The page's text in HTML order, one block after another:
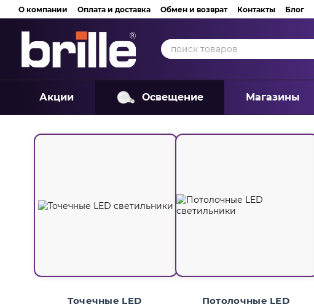
Перейти к основному контенту
О компании Оплата и доставка Обмен и возврат Контакты Блог
Акции Освещение Магазины
Точечные LED
Потолочные LED